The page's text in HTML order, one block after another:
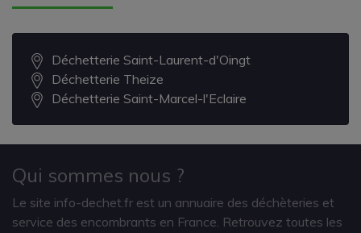
Déchetterie Saint-Laurent-d'Oingt
Déchetterie Theize
Déchetterie Saint-Marcel-l'Eclaire
Qui sommes nous ?
Le site info-dechet.fr est un annuaire des déchèteries et
service des encombrants en France. Retrouvez toutes les